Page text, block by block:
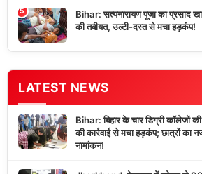
5
Bihar: सत्यनारायण पूजा का प्रसाद
की तबीयत, उल्टी-दस्त से मचा हड़कंप!
LATEST NEWS
Bihar: बिहार के चार डिग्री कॉलेजों की
की कार्रवाई से मचा हड़कंप; छात्रों का
नामांकन!